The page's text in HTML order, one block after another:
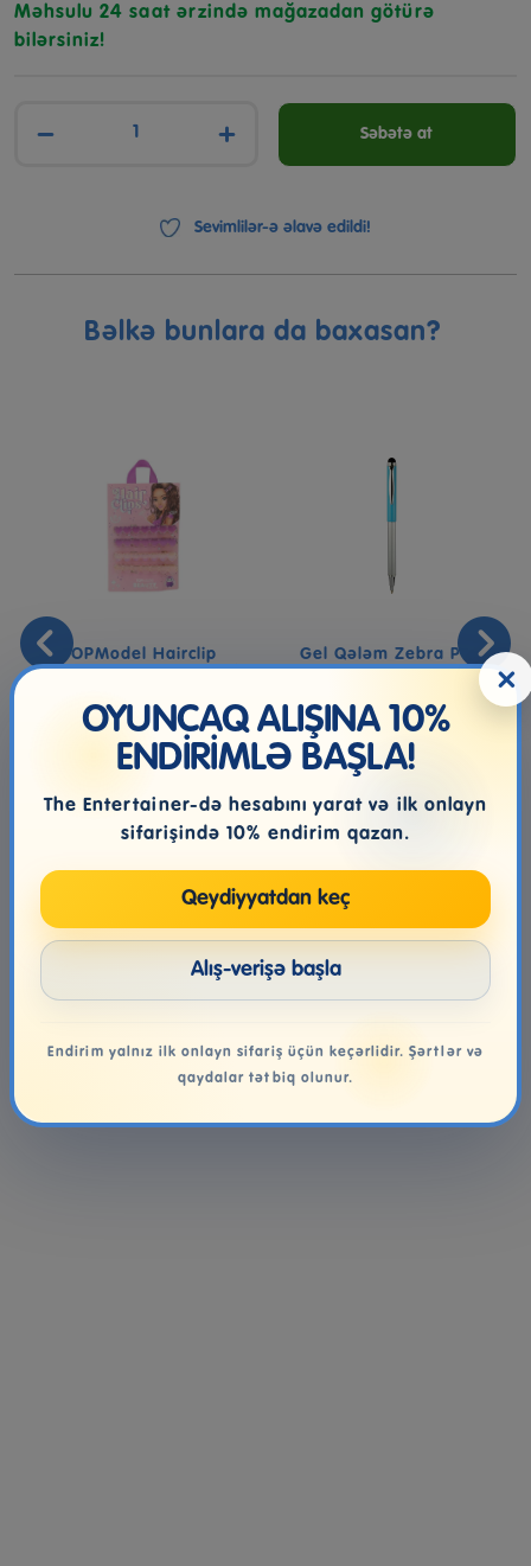
Məhsulu 24 saat ərzində mağazadan götürə
bilərsiniz!
− + Səbətə at
Sevimlilər-ə əlavə edildi!
Bəlkə bunlara da baxasan?
TOPModel Hairclip
Hearts Set BEAUTY And
20.99₼
Gel Qələm Zebra Pen
Telescopic Stylus Metallic
19.99₼
×
OYUNCAQ ALIŞINA 10%
ENDİRİMLƏ BAŞLA!
The Entertainer-də hesabını yarat və ilk onlayn
sifarişində 10% endirim qazan.
Qeydiyyatdan keç
Alış-verişə başla
Endirim yalnız ilk onlayn sifariş üçün keçərlidir. Şərtlər və
qaydalar tətbiq olunur.